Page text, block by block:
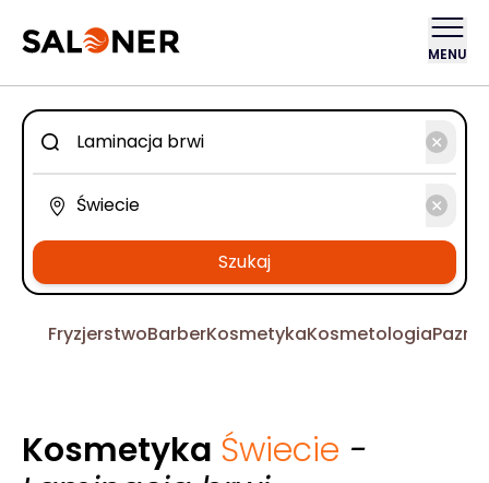
MENU
Szukaj
FryzjerstwoBarberKosmetykaKosmetologia
Kosmetyka Świecie -